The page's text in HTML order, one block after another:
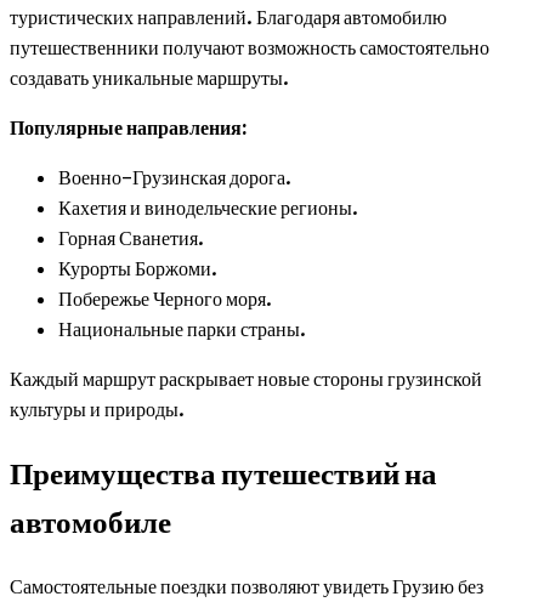
туристических направлений. Благодаря автомобилю
путешественники получают возможность самостоятельно
создавать уникальные маршруты.
Популярные направления:
Военно-Грузинская дорога.
Кахетия и винодельческие регионы.
Горная Сванетия.
Курорты Боржоми.
Побережье Черного моря.
Национальные парки страны.
Каждый маршрут раскрывает новые стороны грузинской
культуры и природы.
Преимущества путешествий на
автомобиле
Самостоятельные поездки позволяют увидеть Грузию без